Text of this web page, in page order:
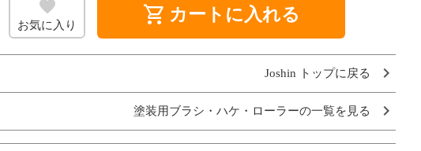
お気に入り shopping_cart カートに入れる
Joshin トップに戻る
塗装用ブラシ・ハケ・ローラーの一覧を見る